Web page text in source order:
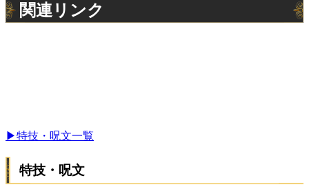
関連リンク
▶特技・呪文一覧
特技・呪文